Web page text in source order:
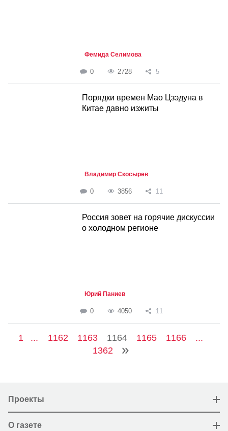
Фемида Селимова
0 2728 5
Порядки времен Мао Цзэдуна в
Китае давно изжиты
Владимир Скосырев
0 3856 11
Россия зовет на горячие дискуссии
о холодном регионе
Юрий Паниев
0 4050 11
1 ... 1162 1163 1164 1165 1166
...
1362
Проекты
О газете